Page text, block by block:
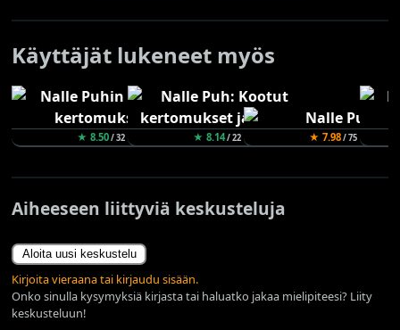
Käyttäjät lukeneet myös
★ 8.50/ 32 ★ 8.14/ 22 ★ 7.98/ 75
Aiheeseen liittyviä keskusteluja
Aloita uusi keskustelu
Kirjoita vieraana tai kirjaudu sisään.
Onko sinulla kysymyksiä kirjasta tai haluatko jakaa mielipiteesi? Liity
keskusteluun!